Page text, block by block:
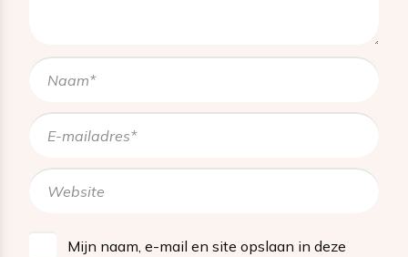
Mijn naam, e-mail en site opslaan in deze